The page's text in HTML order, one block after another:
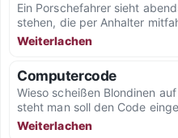
Ein Porschefahrer sieht
stehen, die per Anhalter
Weiterlachen
Computercode
Wieso scheißen Blondinen
steht man soll den Code
Weiterlachen